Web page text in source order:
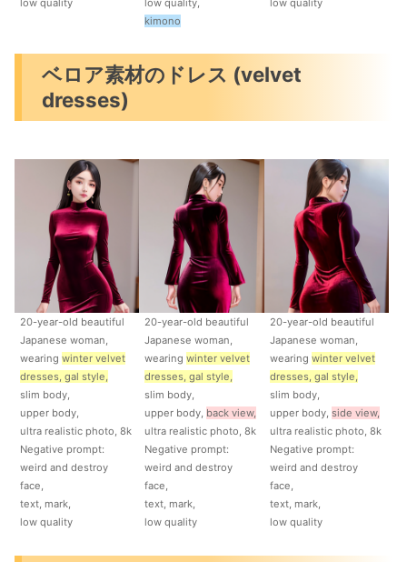
kimono
ベロア素材のドレス (velvet
dresses)
20-year-old beautiful
Japanese woman,
wearing winter velvet
dresses, gal style,
slim body,
upper body,
ultra realistic photo, 8k
Negative prompt:
weird and destroy
face,
text, mark,
low quality
20-year-old beautiful
Japanese woman,
wearingwinter velvet
dresses, gal style,
slim body,
upper body, back view,
ultra realistic photo, 8k
Negative prompt:
weird and destroy
face,
text, mark,
low quality
20-year-old beautiful
Japanese woman,
wearing winter velvet
dresses, gal style,
slim body,
upper body, side view,
ultra realistic photo, 8k
Negative prompt:
weird and destroy
face,
text, mark,
low quality